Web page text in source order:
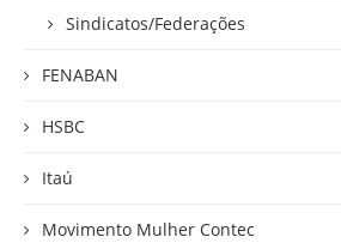
Sindicatos/Federações
FENABAN
HSBC
Itaú
Movimento Mulher Contec